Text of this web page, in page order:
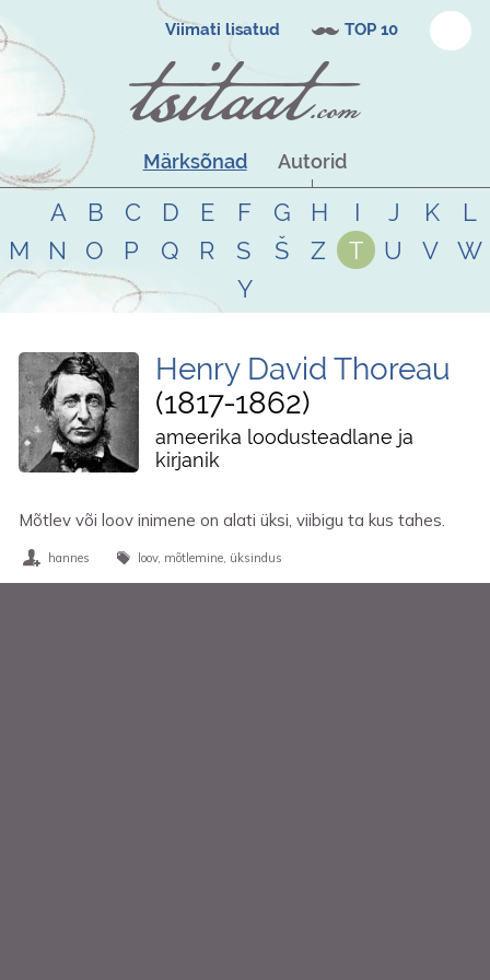
Viimati lisatud TOP 10
Märksõnad Autorid
A B C D E F G H I J K
L
M
N O P Q R S Š Z T U V
W
Y
Henry David Thoreau
1817-1862
ameerika loodusteadlane ja
kirjanik
Mõtlev või loov inimene on alati üksi, viibigu ta kus tahes.
hannes loov mõtlemine üksindus